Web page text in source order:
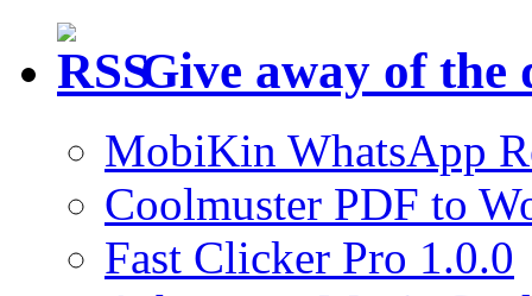
Give away of the
MobiKin WhatsApp
Coolmuster PDF to
Fast Clicker Pro 1.0.0